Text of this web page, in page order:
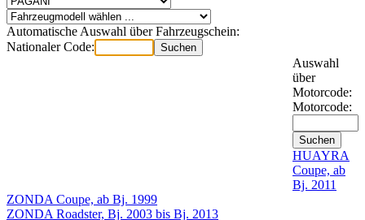
Automatische Auswahl über Fahrzeugschein:
Nationaler Code:
Auswahl
über
Motorcode:
Motorcode:
HUAYRA
Coupe, ab
Bj. 2011
ZONDA Coupe, ab Bj. 1999
ZONDA Roadster, Bj. 2003 bis Bj. 2013